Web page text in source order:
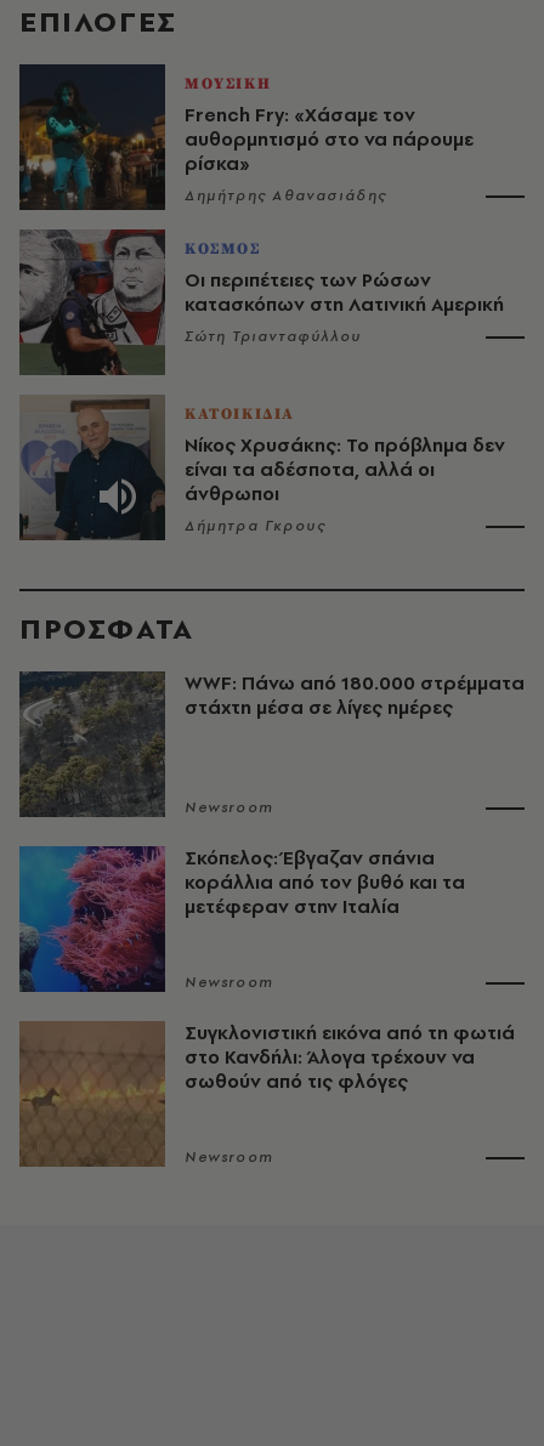
EΠΙΛΟΓΈΣ
ΜΟΥΣΙΚΗ
French Fry: «Χάσαμε τον
αυθορμητισμό στο να πάρουμε
ρίσκα»
Δημήτρης Αθανασιάδης
ΚΟΣΜΟΣ
Οι περιπέτειες των Ρώσων
κατασκόπων στη Λατινική Αμερική
Σώτη Τριανταφύλλου
ΚΑΤΟΙΚΙΔΙΑ
Νίκος Χρυσάκης: Το πρόβλημα δεν
είναι τα αδέσποτα, αλλά οι
άνθρωποι
Δήμητρα Γκρους
ΠΡΟΣΦΑΤΑ
WWF: Πάνω από 180.000 στρέμματα
στάχτη μέσα σε λίγες ημέρες
Newsroom
Σκόπελος: Έβγαζαν σπάνια
κοράλλια από τον βυθό και τα
μετέφεραν στην Ιταλία
Newsroom
Συγκλονιστική εικόνα από τη φωτιά
στο Κανδήλι: Άλογα τρέχουν να
σωθούν από τις φλόγες
Newsroom